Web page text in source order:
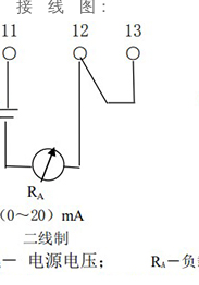
接 线 图：